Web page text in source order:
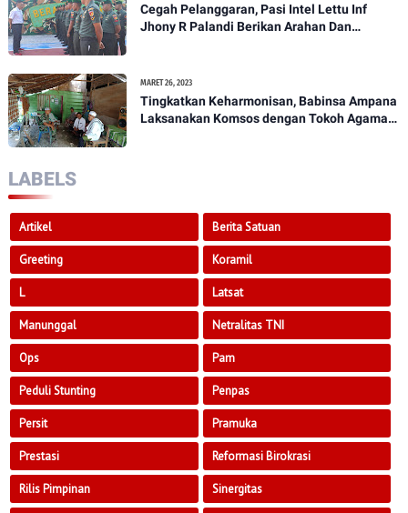
Cegah Pelanggaran, Pasi Intel Lettu Inf
Jhony R Palandi Berikan Arahan Dan
MARET 26, 2023
Tingkatkan Keharmonisan, Babinsa Ampana
Laksanakan Komsos dengan Tokoh Agama
LABELS
Artikel Berita Satuan
Greeting Koramil
L Latsat
Manunggal Netralitas TNI
Ops Pam
Peduli Stunting Penpas
Persit Pramuka
Prestasi Reformasi Birokrasi
Rilis Pimpinan Sinergitas